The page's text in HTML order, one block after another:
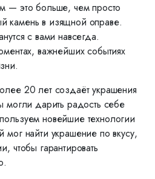
— это больше, чем просто
камень в изящной оправе.
с вами навсегда.
важнейших событиях
20 лет создаёт украшения
могли дарить радость себе
новейшие технологии
найти украшение по вкусу,
чтобы гарантировать